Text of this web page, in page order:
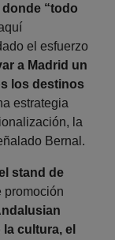
“todo
el esfuerzo
a Madrid un
los destinos
estrategia
la
Bernal.
stand de
promoción
la cultura, el